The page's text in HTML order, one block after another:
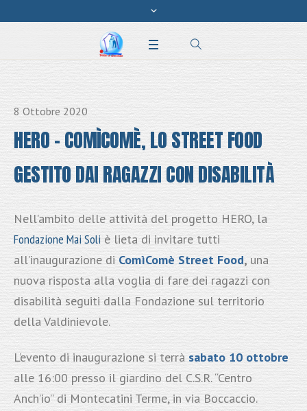
8 Ottobre 2020
HERO – COMÌCOMÈ, LO STREET FOOD
GESTITO DAI RAGAZZI CON DISABILITÀ
Nell’ambito delle attività del progetto HERO, la
Fondazione Mai Soliè lieta di invitare tutti
all’inaugurazione di ComìComè Street Food, una
nuova risposta alla voglia di fare dei ragazzi con
disabilità seguiti dalla Fondazione sul territorio
della Valdinievole.
L’evento di inaugurazione si terrà sabato 10 ottobre
alle 16:00 presso il giardino del C.S.R. “Centro
Anch’io” di Montecatini Terme, in via Boccaccio.